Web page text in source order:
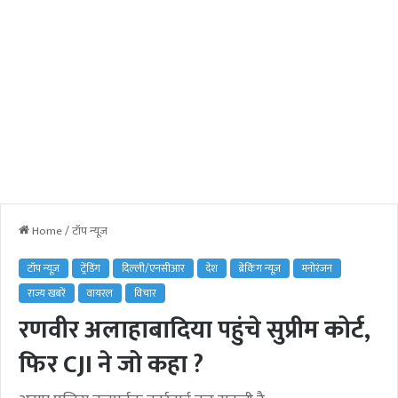
Home/टॉप न्यूज़
टॉप न्यूज़ ट्रेंडिंग दिल्ली/एनसीआर देश ब्रेकिंग न्यूज़
मनोरंजन
राज्य खबरें
वायरल विचार
रणवीर अलाहाबादिया पहुंचे सुप्रीम कोर्ट,
फिर CJI ने जो कहा ?